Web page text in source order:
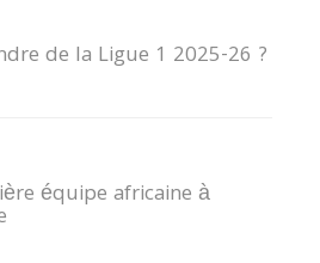
de la Ligue 1 2025-26 ?
équipe africaine à